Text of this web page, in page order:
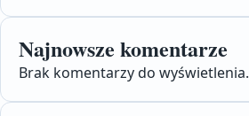
Najnowsze komentarze
Brak komentarzy do wyświetlenia.